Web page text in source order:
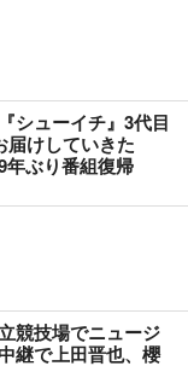
シューイチ』3代目
届けしていきた
ぶり番組復帰
競技場でニュージ
継で上田晋也、櫻